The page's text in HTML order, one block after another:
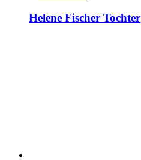
Helene Fischer Tochter